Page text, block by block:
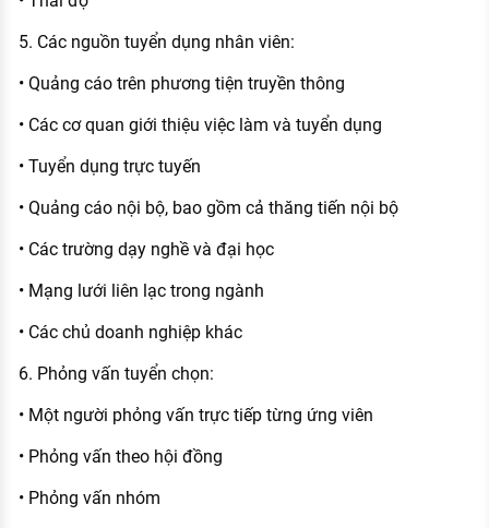
5. Các nguồn tuyển dụng nhân viên:
• Quảng cáo trên phương tiện truyền thông
• Các cơ quan giới thiệu việc làm và tuyển dụng
• Tuyển dụng trực tuyến
• Quảng cáo nội bộ, bao gồm cả thăng tiến nội bộ
• Các trường dạy nghề và đại học
• Mạng lưới liên lạc trong ngành
• Các chủ doanh nghiệp khác
6. Phỏng vấn tuyển chọn:
• Một người phỏng vấn trực tiếp từng ứng viên
• Phỏng vấn theo hội đồng
• Phỏng vấn nhóm